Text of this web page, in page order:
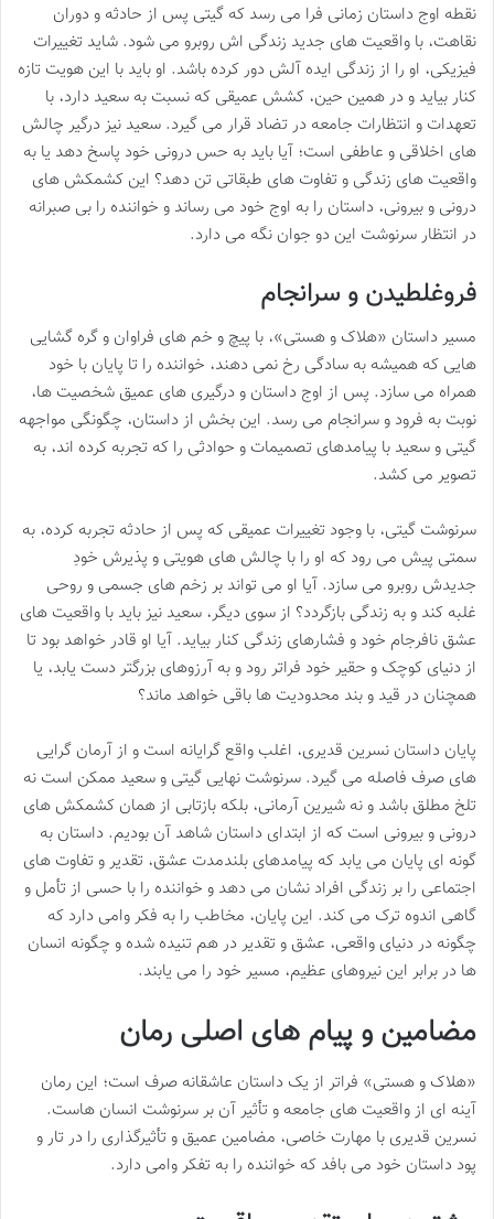
نقطه اوج داستان زمانی فرا می رسد که گیتی پس از حادثه و دوران
نقاهت، با واقعیت های جدید زندگی اش روبرو می شود. شاید تغییرات
فیزیکی، او را از زندگی ایده آلش دور کرده باشد. او باید با این هویت تازه
کنار بیاید و در همین حین، کشش عمیقی که نسبت به سعید دارد، با
تعهدات و انتظارات جامعه در تضاد قرار می گیرد. سعید نیز درگیر چالش
های اخلاقی و عاطفی است؛ آیا باید به حس درونی خود پاسخ دهد یا به
واقعیت های زندگی و تفاوت های طبقاتی تن دهد؟ این کشمکش های
درونی و بیرونی، داستان را به اوج خود می رساند و خواننده را بی صبرانه
در انتظار سرنوشت این دو جوان نگه می دارد.
فروغلطیدن و سرانجام
مسیر داستان «هلاک و هستی»، با پیچ و خم های فراوان و گره گشایی
هایی که همیشه به سادگی رخ نمی دهند، خواننده را تا پایان با خود
همراه می سازد. پس از اوج داستان و درگیری های عمیق شخصیت ها،
نوبت به فرود و سرانجام می رسد. این بخش از داستان، چگونگی مواجهه
گیتی و سعید با پیامدهای تصمیمات و حوادثی را که تجربه کرده اند، به
تصویر می کشد.
سرنوشت گیتی، با وجود تغییرات عمیقی که پس از حادثه تجربه کرده، به
سمتی پیش می رود که او را با چالش های هویتی و پذیرش خودِ
جدیدش روبرو می سازد. آیا او می تواند بر زخم های جسمی و روحی
غلبه کند و به زندگی بازگردد؟ از سوی دیگر، سعید نیز باید با واقعیت های
عشق نافرجام خود و فشارهای زندگی کنار بیاید. آیا او قادر خواهد بود تا
از دنیای کوچک و حقیر خود فراتر رود و به آرزوهای بزرگتر دست یابد، یا
همچنان در قید و بند محدودیت ها باقی خواهد ماند؟
پایان داستان نسرین قدیری، اغلب واقع گرایانه است و از آرمان گرایی
های صرف فاصله می گیرد. سرنوشت نهایی گیتی و سعید ممکن است نه
تلخ مطلق باشد و نه شیرین آرمانی، بلکه بازتابی از همان کشمکش های
درونی و بیرونی است که از ابتدای داستان شاهد آن بودیم. داستان به
گونه ای پایان می یابد که پیامدهای بلندمدت عشق، تقدیر و تفاوت های
اجتماعی را بر زندگی افراد نشان می دهد و خواننده را با حسی از تأمل و
گاهی اندوه ترک می کند. این پایان، مخاطب را به فکر وامی دارد که
چگونه در دنیای واقعی، عشق و تقدیر در هم تنیده شده و چگونه انسان
ها در برابر این نیروهای عظیم، مسیر خود را می یابند.
مضامین و پیام های اصلی رمان
«هلاک و هستی» فراتر از یک داستان عاشقانه صرف است؛ این رمان
آینه ای از واقعیت های جامعه و تأثیر آن بر سرنوشت انسان هاست.
نسرین قدیری با مهارت خاصی، مضامین عمیق و تأثیرگذاری را در تار و
پود داستان خود می بافد که خواننده را به تفکر وامی دارد.